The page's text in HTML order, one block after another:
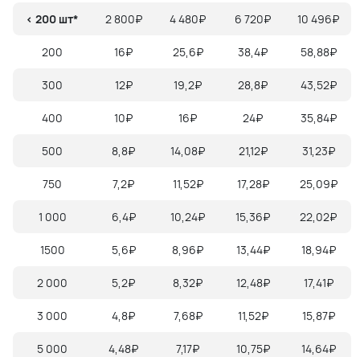
< 200 шт* 2 800₽ 4 480₽ 6 720₽ 10 496₽
200 16₽ 25,6₽ 38,4₽ 58,88₽
300 12₽ 19,2₽ 28,8₽ 43,52₽
400 10₽ 16₽ 24₽ 35,84₽
500 8,8₽ 14,08₽ 21,12₽ 31,23₽
750 7,2₽ 11,52₽ 17,28₽ 25,09₽
1 000 6,4₽ 10,24₽ 15,36₽ 22,02₽
1500 5,6₽ 8,96₽ 13,44₽ 18,94₽
2 000 5,2₽ 8,32₽ 12,48₽ 17,41₽
3 000 4,8₽ 7,68₽ 11,52₽ 15,87₽
5 000 4,48₽ 7,17₽ 10,75₽ 14,64₽